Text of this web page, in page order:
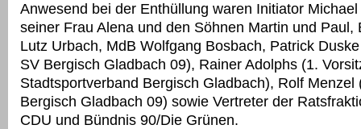
Anwesend bei der Enthüllung waren Initiator
seiner Frau Alena und den Söhnen Martin und Paul,
Lutz Urbach, MdB Wolfgang Bosbach, Patrick
SV Bergisch Gladbach 09), Rainer Adolphs (1.
Stadtsportverband Bergisch Gladbach), Rolf Menzel
Bergisch Gladbach 09) sowie Vertreter der
CDU und Bündnis 90/Die Grünen.